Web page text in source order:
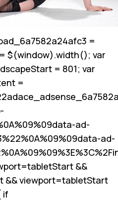
=
$(window).width(); var
= 801; var
=
ad-
ad-
=tabletStart &&
&& viewport=tabletStart
if